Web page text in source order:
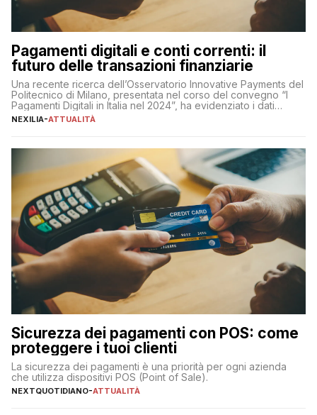
Pagamenti digitali e conti correnti: il
futuro delle transazioni finanziarie
Una recente ricerca dell’Osservatorio Innovative Payments del
Politecnico di Milano, presentata nel corso del convegno “I
Pagamenti Digitali in Italia nel 2024”, ha evidenziato i dati
definitivi del primo semestre 2024 relativamente alle
NEXILIA-ATTUALITÀ
Sicurezza dei pagamenti con POS: come
proteggere i tuoi clienti
La sicurezza dei pagamenti è una priorità per ogni azienda
che utilizza dispositivi POS (Point of Sale).
NEXTQUOTIDIANO-ATTUALITÀ